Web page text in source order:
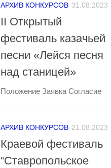
АРХИВ КОНКУРСОВ 31.08.2023
II Открытый
фестиваль казачьей
песни «Лейся песня
над станицей»
Положение Заявка Согласие
АРХИВ КОНКУРСОВ 21.08.2023
Краевой фестиваль
“Ставропольское